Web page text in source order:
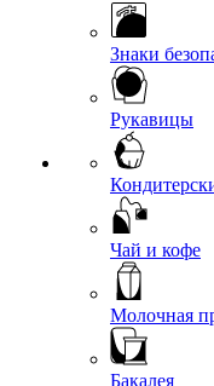
Знаки
Рукавицы
Чай и кофе
Молочная
Бакалея